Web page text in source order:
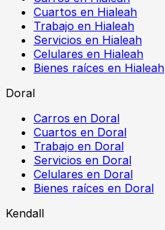
Cuartos en Hialeah
Trabajo en Hialeah
Servicios en Hialeah
Celulares en Hialeah
Bienes raíces en Hialeah
Doral
Carros en Doral
Cuartos en Doral
Trabajo en Doral
Servicios en Doral
Celulares en Doral
Bienes raíces en Doral
Kendall